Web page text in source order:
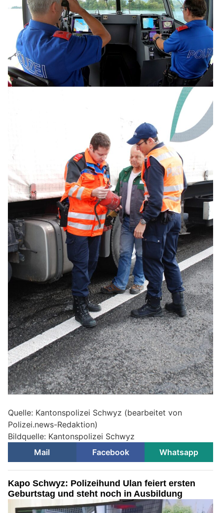
Quelle: Kantonspolizei Schwyz (bearbeitet von
Polizei.news-Redaktion)
Bildquelle: Kantonspolizei Schwyz
Mail
Facebook Whatsapp
Kapo Schwyz: Polizeihund Ulan feiert ersten
Geburtstag und steht noch in Ausbildung